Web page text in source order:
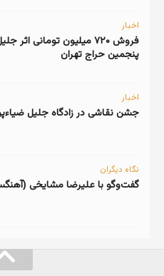
اخبار
فروش ۷۲۰ میلیون تومانی اثر
پنجمین حراج تهران
اخبار
جشن نقاشی در زادگاه جلیل
نگاه دیگران
گفت‌وگو با علیرضا مشایخی